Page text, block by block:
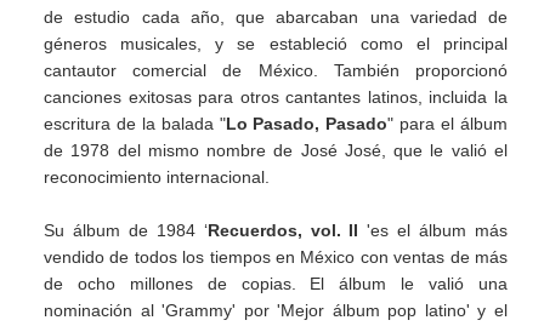
de estudio cada año, que abarcaban una variedad de
géneros musicales, y se estableció como el principal
cantautor comercial de México. También proporcionó
canciones exitosas para otros cantantes latinos, incluida la
escritura de la balada "Lo Pasado, Pasado" para el álbum
de 1978 del mismo nombre de José José, que le valió el
reconocimiento internacional.
Su álbum de 1984 ‘Recuerdos, vol. II 'es el álbum más
vendido de todos los tiempos en México con ventas de más
de ocho millones de copias. El álbum le valió una
nominación al 'Grammy' por 'Mejor álbum pop latino' y el